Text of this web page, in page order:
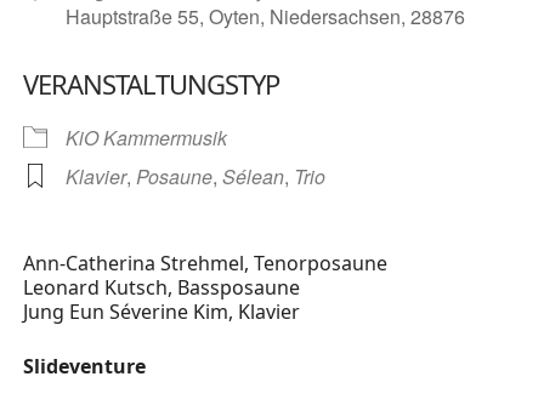
Hauptstraße 55, Oyten, Niedersachsen, 28876
VERANSTALTUNGSTYP
KiO Kammermusik
Klavier, Posaune, Sélean, Trio
Ann-Catherina Strehmel, Tenorposaune
Leonard Kutsch, Bassposaune
Jung Eun Séverine Kim, Klavier
Slideventure